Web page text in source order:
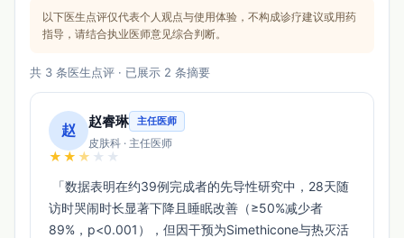
以下医生点评仅代表个人观点与使用体验，不构成诊疗建议或用药
指导，请结合执业医师意见综合判断。
共 3 条医生点评 · 已展示 2 条摘要
赵 赵睿琳 主任医师
皮肤科 · 主任医师
★ ★ ★ ★ ★
访时哭闹时长显著下降且睡眠改善（≥50%减少者
89%，p<0.001），但因干预为Simethicone与热灭活